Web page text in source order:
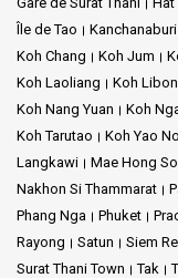
: Notre vision
traversons. Nous
dans la région. Nous
dans les services
envers les clients.
nous nous efforçons
insulaires en Thaïlande.
Services de
Île de Tao
Kanchanaburi
Koh Chang
Koh Jum
Koh Laoliang
Koh
Koh Nang Yuan
Koh
Koh Tarutao
Koh Yao
Langkawi
Mae Hong
Nakhon Si Thammarat
Phang Nga
Phuket
Rayong
Satun Siem
Surat Thani Town
Tak